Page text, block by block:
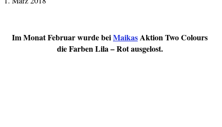
Im Monat Februar wurde beiMaikasAktion Two Colours
die Farben Lila – Rot ausgelost.